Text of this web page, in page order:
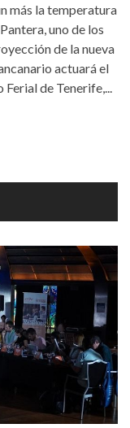
más la temperatura
uno de los
de la nueva
actuará el
de Tenerife,...